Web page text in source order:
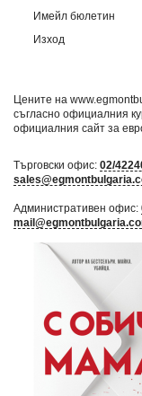
Имейл бюлетин
Изход
Цените на
съгласно официалния
официалния сайт за
Търговски офис: 02/
Административен офис: